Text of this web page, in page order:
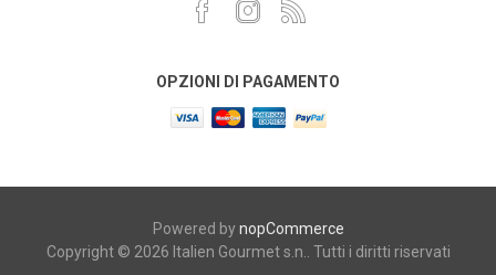
OPZIONI DI PAGAMENTO
Powered bynopCommerce
Copyright © 2026 Italien Gourmet s.n.. Tutti i diritti riservati